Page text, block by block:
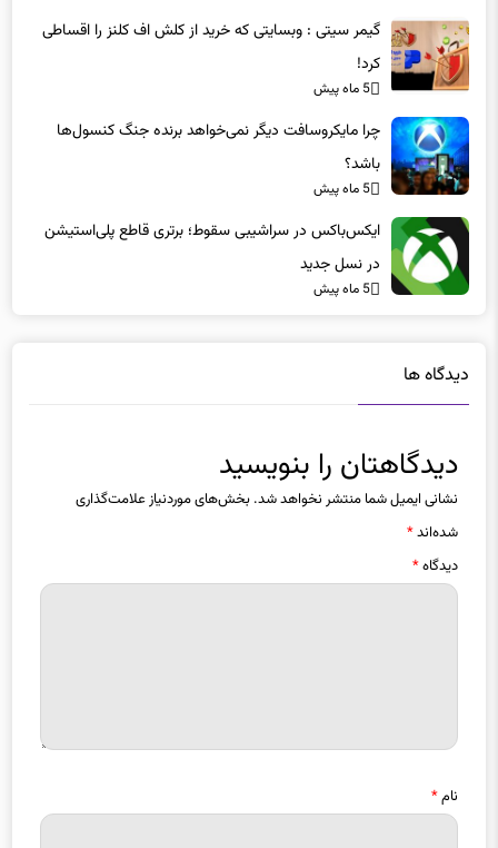
گیمر سیتی : وبسایتی که خرید از کلش اف کلنز را اقساطی
کرد!
5 ماه پیش
چرا مایکروسافت دیگر نمی‌خواهد برنده جنگ کنسول‌ها
باشد؟
5 ماه پیش
ایکس‌باکس در سراشیبی سقوط؛ برتری قاطع پلی‌استیشن
در نسل جدید
5 ماه پیش
دیدگاه ها
دیدگاهتان را بنویسید
نشانی ایمیل شما منتشر نخواهد شد. بخش‌های موردنیاز علامت‌گذاری
شده‌اند*
دیدگاه*
نام*